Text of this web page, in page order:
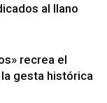
al llano
recrea el
gesta histórica